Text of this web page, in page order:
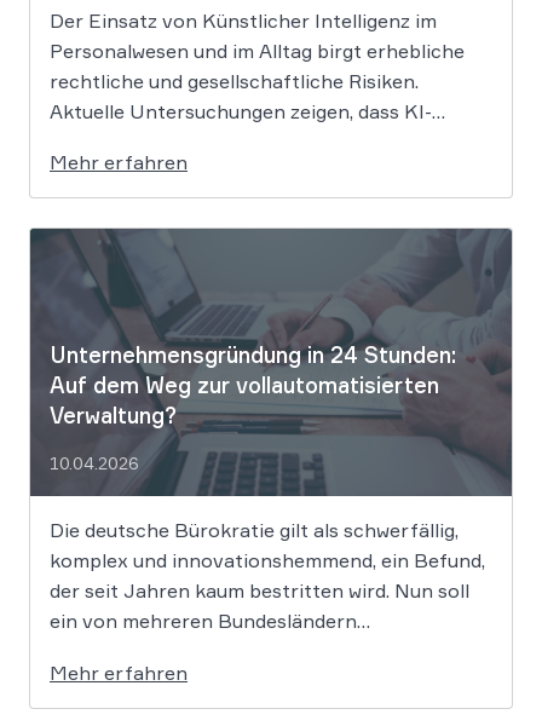
Der Einsatz von Künstlicher Intelligenz im
Personalwesen und im Alltag birgt erhebliche
rechtliche und gesellschaftliche Risiken.
Aktuelle Untersuchungen zeigen, dass KI-
Bewerbungsprozessen systematisch rassistisch
aussortieren und Frauen zu geringeren
Gehaltsforderungen raten. Diese digitalen
Vorurteile stellen Unternehmen vor massive
Haftungsrisiken nach dem Allgemeinen
Gleichbehandlungsgesetz. Die fortschreitende
Digitalisierung […]
Mehr erfahren
Unternehmensgründung in 24 Stunden:
Auf dem Weg zur vollautomatisierten
Verwaltung?
10.04.2026
Die deutsche Bürokratie gilt als schwerfällig,
komplex und innovationshemmend, ein Befund,
der seit Jahren kaum bestritten wird. Nun soll
ein von mehreren Bundesländern
schaffen. Der Ansatz ist ambitioniert:
Unternehmensgründungen sollen künftig
Mehr erfahren